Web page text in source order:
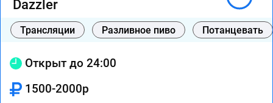
Dazzler
Трансляции Разливное пиво Потанцевать
Открыт до 24:00
1500-2000р